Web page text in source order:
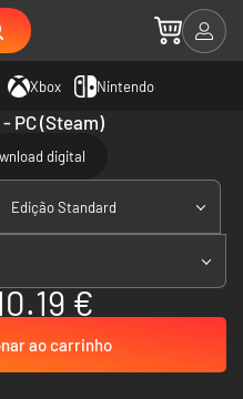
Xbox Nintendo
- PC (Steam)
digital
Edição Standard
€
ao carrinho